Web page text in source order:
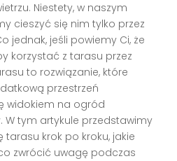
Niestety, w naszym
cieszyć się nim tylko przez
jednak, jeśli powiemy Ci, że
korzystać z tarasu przez
to rozwiązanie, które
przestrzeń
widokiem na ogród
W tym artykule przedstawimy
tarasu krok po kroku, jakie
zwrócić uwagę podczas